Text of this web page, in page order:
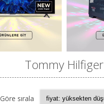
Tommy Hilfiger
Göre sırala